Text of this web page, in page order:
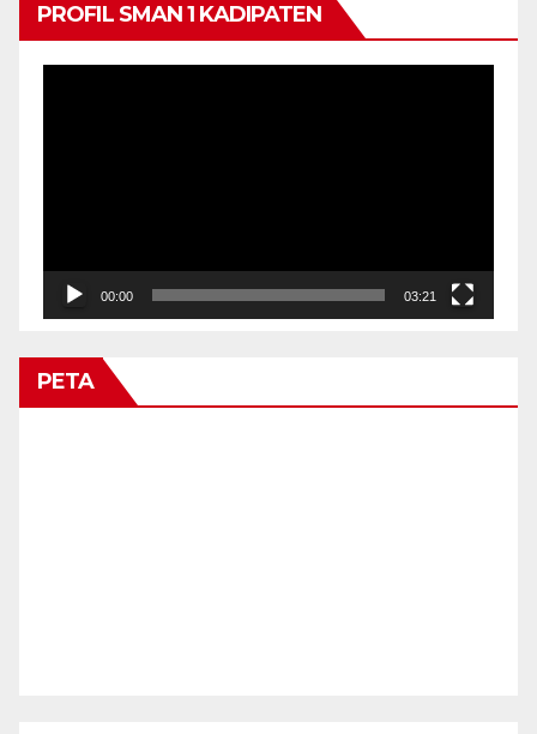
PROFIL SMAN 1 KADIPATEN
00:00 03:21
PETA